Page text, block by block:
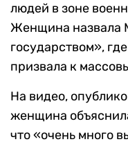
людей в зоне
Женщина назвала
государством»,
призвала к
На видео,
женщина
что «очень много